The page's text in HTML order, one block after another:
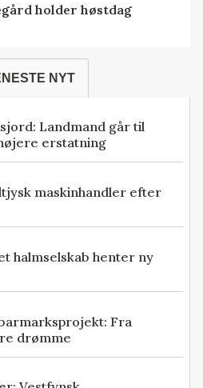
holder høstdag
NYT
Landmand går til
erstatning
maskinhandler efter
halmselskab henter ny
Fra
drømme